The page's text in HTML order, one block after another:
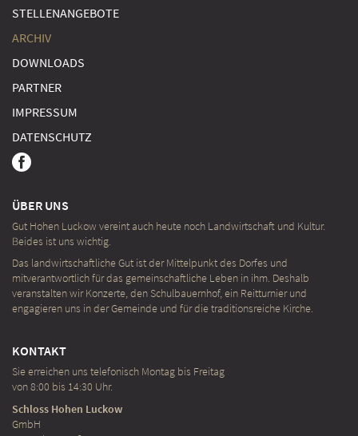
STELLENANGEBOTE
ARCHIV
DOWNLOADS
PARTNER
IMPRESSUM
DATENSCHUTZ
ÜBER UNS
Gut Hohen Luckow vereint auch heute noch Landwirtschaft und Kultur.
Beides ist uns wichtig.
Das landwirtschaftliche Gut ist der Mittelpunkt des Dorfes und
mitverantwortlich für das gemeinschaftliche Leben in ihm. Deshalb
veranstalten wir Konzerte, den Schulbauernhof, ein Reit­turnier und
engagieren uns in der Gemeinde und für die traditionsreiche Kirche.
KONTAKT
Sie erreichen uns telefonisch Montag bis Freitag
von 8:00 bis 14:30 Uhr.
Schloss Hohen Luckow
GmbH